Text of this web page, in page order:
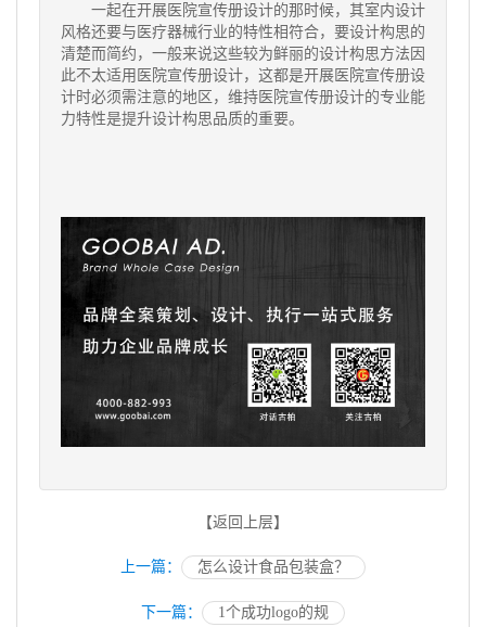
一起在开展医院宣传册设计的那时候，其室内设计
风格还要与医疗器械行业的特性相符合，要设计构思的
清楚而简约，一般来说这些较为鲜丽的设计构思方法因
此不太适用医院宣传册设计，这都是开展医院宣传册设
计时必须需注意的地区，维持医院宣传册设计的专业能
力特性是提升设计构思品质的重要。
【返回上层】
上一篇： 怎么设计食品包装盒？
下一篇： 1个成功logo的规